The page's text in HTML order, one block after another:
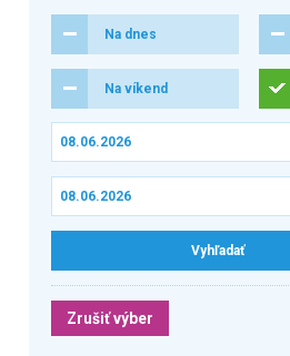
Na dnes
Na víkend
Zrušiť výber